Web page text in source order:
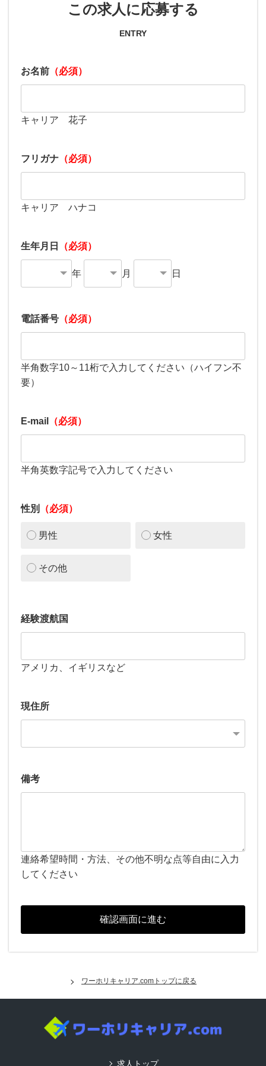
この求人に応募する
ENTRY
お名前 （必須）
キャリア 花子
フリガナ （必須）
キャリア ハナコ
生年月日 （必須）
年 月 日
電話番号 （必須）
半角数字10～11桁で入力してください（ハイフン不
要）
E-mail （必須）
半角英数字記号で入力してください
性別 （必須）
男性 女性
その他
経験渡航国
アメリカ、イギリスなど
現住所
備考
連絡希望時間・方法、その他不明な点等自由に入力
してください
ワーホリキャリア.comトップに戻る
求人トップ